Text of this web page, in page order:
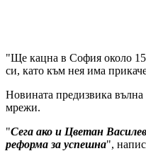
"Ще кацна в София около
си, като към нея има
Новината предизвика
мрежи.
"Сега ако и Цветан
реформа за успешна",